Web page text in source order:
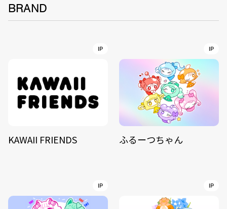
BRAND
IP
KAWAII FRIENDS
IP
ふるーつちゃん
IP IP